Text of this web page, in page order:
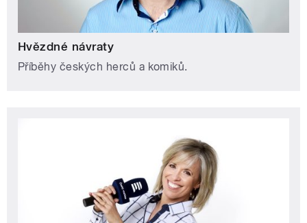
Hvězdné návraty
Příběhy českých herců a komiků.